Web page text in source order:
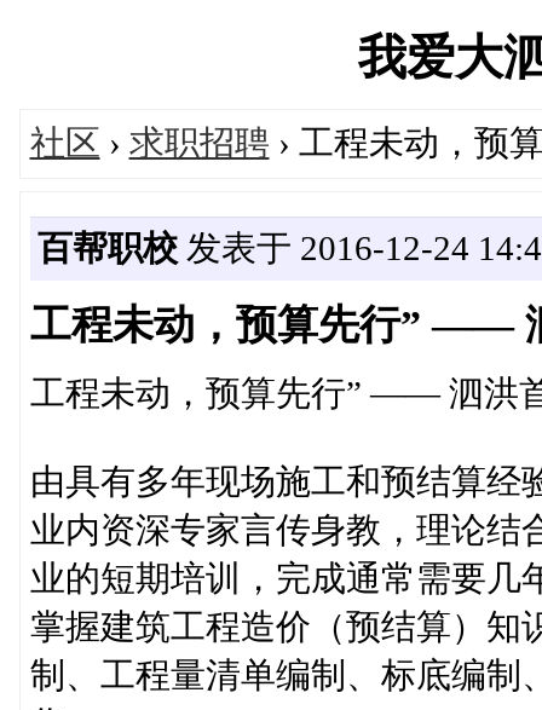
我爱大
社区 › 求职招聘 › 工程未动，预
百帮职校发表于 2016-12-24
工程未动，预算先行” ——
工程未动，预算先行” —— 泗洪
由具有多年现场施工和预结算经
业内资深专家言传身教，理论结
业的短期培训，完成通常需要几
掌握建筑工程造价（预结算）知
制、工程量清单编制、标底编制